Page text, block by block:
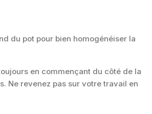
du pot pour bien homogénéiser la
en commençant du côté de la
Ne revenez pas sur votre travail en